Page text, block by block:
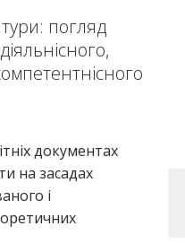
погляд
документах
на засадах
і